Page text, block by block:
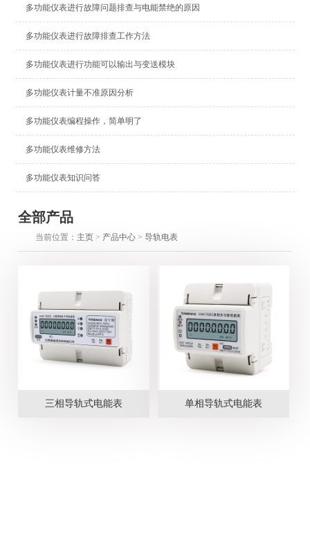
多功能仪表进行故障问题排查与电能禁绝的原因
多功能仪表进行故障排查工作方法
多功能仪表进行功能可以输出与变送模块
多功能仪表计量不准原因分析
多功能仪表编程操作，简单明了
多功能仪表维修方法
多功能仪表知识问答
全部产品
当前位置： 主页 > 产品中心 >导轨电表
三相导轨式电能表 单相导轨式电能表